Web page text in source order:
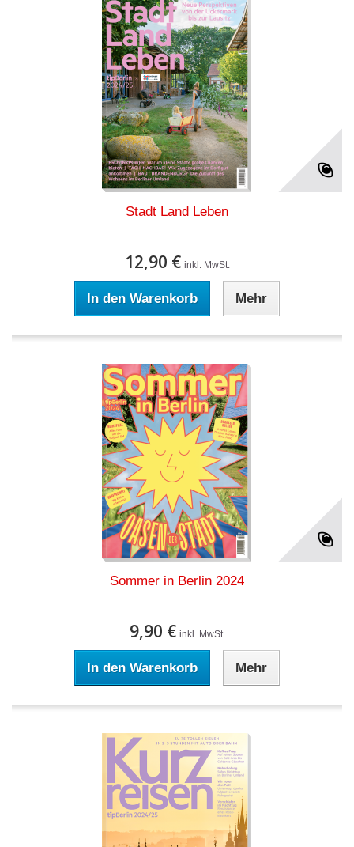
Stadt Land Leben
12,90 € inkl. MwSt.
In den Warenkorb Mehr
Sommer in Berlin 2024
9,90 € inkl. MwSt.
In den Warenkorb Mehr